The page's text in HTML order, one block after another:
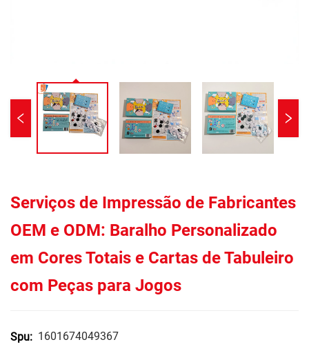
Serviços de Impressão de Fabricantes
OEM e ODM: Baralho Personalizado
em Cores Totais e Cartas de Tabuleiro
com Peças para Jogos
Spu: 1601674049367